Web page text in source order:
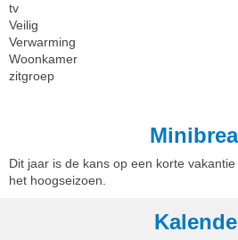
tv
Veilig
Verwarming
Woonkamer
zitgroep
Dit jaar is de kans op een korte
het hoogseizoen.